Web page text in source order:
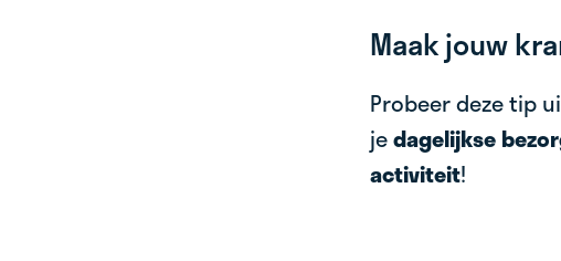
Maak jouw
Probeer deze tip
jedagelijkse
activiteit!